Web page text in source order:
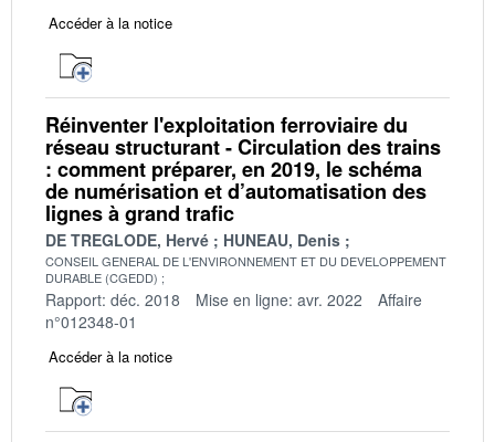
Accéder à la notice
Réinventer l'exploitation ferroviaire du
réseau structurant - Circulation des trains
: comment préparer, en 2019, le schéma
de numérisation et d’automatisation des
lignes à grand trafic
DE TREGLODE, Hervé HUNEAU, Denis
CONSEIL GENERAL DE L'ENVIRONNEMENT ET DU DEVELOPPEMENT
DURABLE (CGEDD)
Rapport: déc. 2018 Mise en ligne: avr. 2022
Affaire
n°012348-01
Accéder à la notice